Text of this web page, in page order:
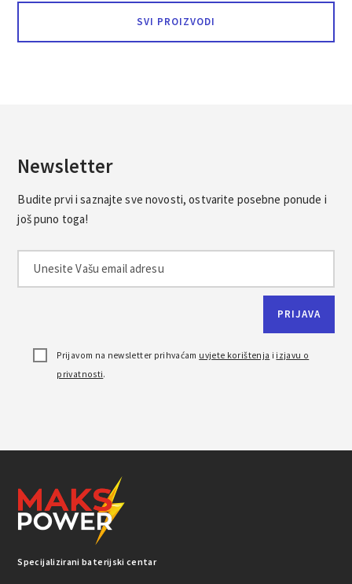
SVI PROIZVODI
Newsletter
Budite prvi i saznajte sve novosti, ostvarite posebne ponude i
još puno toga!
Prijavom na newsletter prihvaćam uvjete korištenja i izjavu o
privatnosti.
Specijalizirani baterijski centar